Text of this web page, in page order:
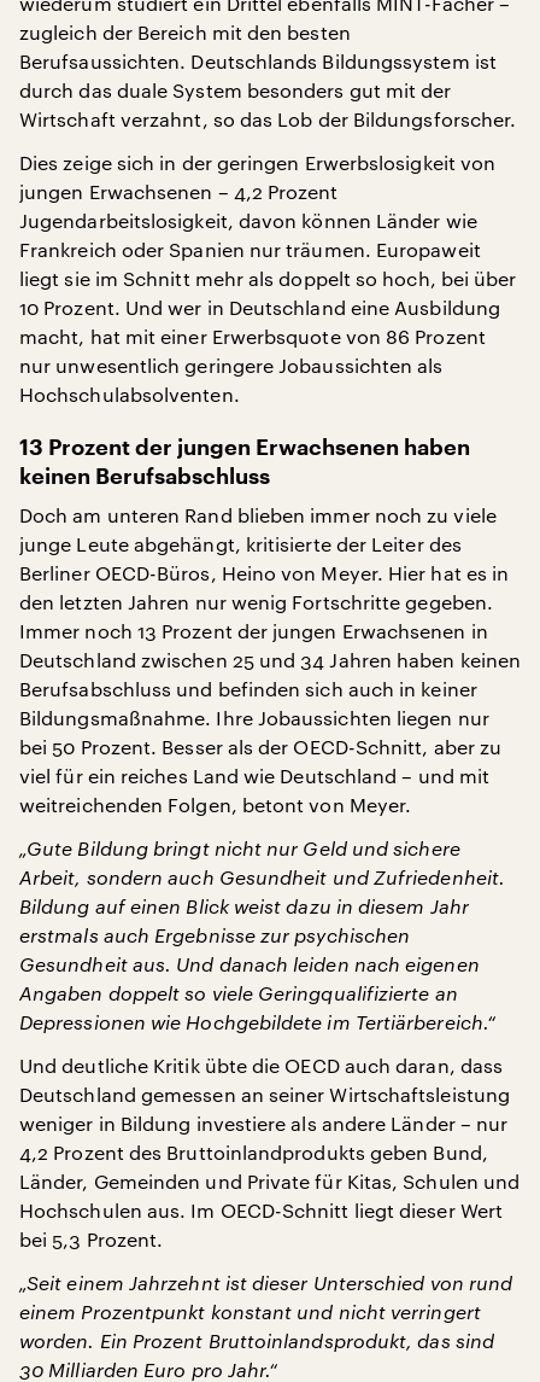
zugleich der Bereich mit den besten
Berufsaussichten. Deutschlands Bildungssystem ist
durch das duale System besonders gut mit der
Wirtschaft verzahnt, so das Lob der Bildungsforscher.
Dies zeige sich in der geringen Erwerbslosigkeit von
jungen Erwachsenen – 4,2 Prozent
Jugendarbeitslosigkeit, davon können Länder wie
Frankreich oder Spanien nur träumen. Europaweit
liegt sie im Schnitt mehr als doppelt so hoch, bei über
10 Prozent. Und wer in Deutschland eine Ausbildung
macht, hat mit einer Erwerbsquote von 86 Prozent
nur unwesentlich geringere Jobaussichten als
Hochschulabsolventen.
13 Prozent der jungen Erwachsenen haben
keinen Berufsabschluss
Doch am unteren Rand blieben immer noch zu viele
junge Leute abgehängt, kritisierte der Leiter des
Berliner OECD-Büros, Heino von Meyer. Hier hat es in
den letzten Jahren nur wenig Fortschritte gegeben.
Immer noch 13 Prozent der jungen Erwachsenen in
Deutschland zwischen 25 und 34 Jahren haben keinen
Berufsabschluss und befinden sich auch in keiner
Bildungsmaßnahme. Ihre Jobaussichten liegen nur
bei 50 Prozent. Besser als der OECD-Schnitt, aber zu
viel für ein reiches Land wie Deutschland – und mit
weitreichenden Folgen, betont von Meyer.
„Gute Bildung bringt nicht nur Geld und sichere
Arbeit, sondern auch Gesundheit und Zufriedenheit.
Bildung auf einen Blick weist dazu in diesem Jahr
erstmals auch Ergebnisse zur psychischen
Gesundheit aus. Und danach leiden nach eigenen
Angaben doppelt so viele Geringqualifizierte an
Depressionen wie Hochgebildete im Tertiärbereich.“
Und deutliche Kritik übte die OECD auch daran, dass
Deutschland gemessen an seiner Wirtschaftsleistung
weniger in Bildung investiere als andere Länder – nur
4,2 Prozent des Bruttoinlandprodukts geben Bund,
Länder, Gemeinden und Private für Kitas, Schulen und
Hochschulen aus. Im OECD-Schnitt liegt dieser Wert
bei 5,3 Prozent.
„Seit einem Jahrzehnt ist dieser Unterschied von rund
einem Prozentpunkt konstant und nicht verringert
worden. Ein Prozent Bruttoinlandsprodukt, das sind
30 Milliarden Euro pro Jahr.“